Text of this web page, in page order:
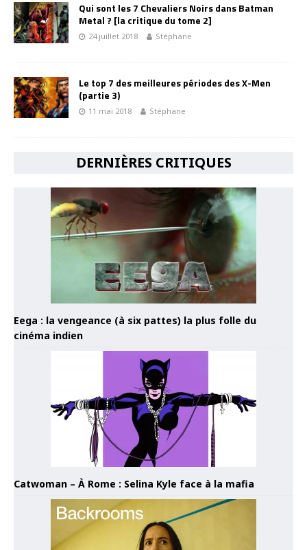
Qui sont les 7 Chevaliers Noirs dans Batman
Metal ? [la critique du tome 2]
24 juillet 2018 Stéphane
Le top 7 des meilleures périodes des X-Men
(partie 3)
11 mai 2018 Stéphane
DERNIÈRES CRITIQUES
Eega : la vengeance (à six pattes) la plus folle du
cinéma indien
Catwoman – À Rome : Selina Kyle face à la mafia